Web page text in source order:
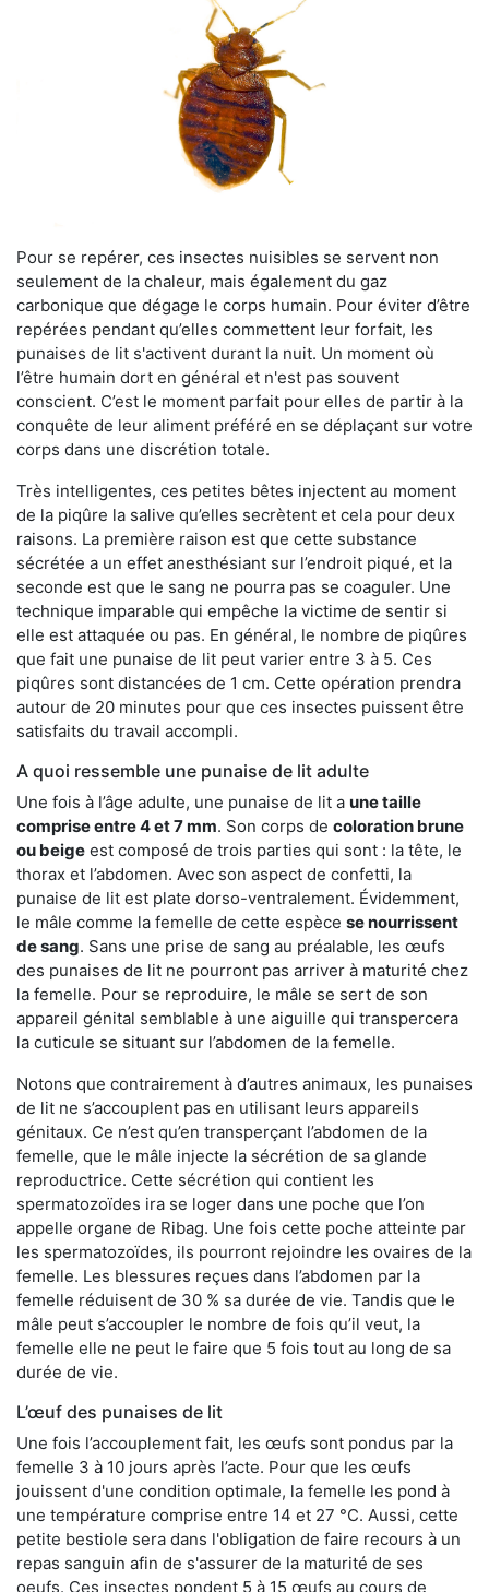
Pour se repérer, ces insectes nuisibles se servent non
seulement de la chaleur, mais également du gaz
carbonique que dégage le corps humain. Pour éviter d’être
repérées pendant qu’elles commettent leur forfait, les
punaises de lit s'activent durant la nuit. Un moment où
l’être humain dort en général et n'est pas souvent
conscient. C’est le moment parfait pour elles de partir à la
conquête de leur aliment préféré en se déplaçant sur votre
corps dans une discrétion totale.
Très intelligentes, ces petites bêtes injectent au moment
de la piqûre la salive qu’elles secrètent et cela pour deux
raisons. La première raison est que cette substance
sécrétée a un effet anesthésiant sur l’endroit piqué, et la
seconde est que le sang ne pourra pas se coaguler. Une
technique imparable qui empêche la victime de sentir si
elle est attaquée ou pas. En général, le nombre de piqûres
que fait une punaise de lit peut varier entre 3 à 5. Ces
piqûres sont distancées de 1 cm. Cette opération prendra
autour de 20 minutes pour que ces insectes puissent être
satisfaits du travail accompli.
A quoi ressemble une punaise de lit adulte
Une fois à l’âge adulte, une punaise de lit a une taille
comprise entre 4 et 7 mm. Son corps de coloration brune
ou beige est composé de trois parties qui sont : la tête, le
thorax et l’abdomen. Avec son aspect de confetti, la
punaise de lit est plate dorso-ventralement. Évidemment,
le mâle comme la femelle de cette espèce se nourrissent
de sang. Sans une prise de sang au préalable, les œufs
des punaises de lit ne pourront pas arriver à maturité chez
la femelle. Pour se reproduire, le mâle se sert de son
appareil génital semblable à une aiguille qui transpercera
la cuticule se situant sur l’abdomen de la femelle.
Notons que contrairement à d’autres animaux, les punaises
de lit ne s’accouplent pas en utilisant leurs appareils
génitaux. Ce n’est qu’en transperçant l’abdomen de la
femelle, que le mâle injecte la sécrétion de sa glande
reproductrice. Cette sécrétion qui contient les
spermatozoïdes ira se loger dans une poche que l’on
appelle organe de Ribag. Une fois cette poche atteinte par
les spermatozoïdes, ils pourront rejoindre les ovaires de la
femelle. Les blessures reçues dans l’abdomen par la
femelle réduisent de 30 % sa durée de vie. Tandis que le
mâle peut s’accoupler le nombre de fois qu’il veut, la
femelle elle ne peut le faire que 5 fois tout au long de sa
durée de vie.
L’œuf des punaises de lit
Une fois l’accouplement fait, les œufs sont pondus par la
femelle 3 à 10 jours après l’acte. Pour que les œufs
jouissent d'une condition optimale, la femelle les pond à
une température comprise entre 14 et 27 °C. Aussi, cette
petite bestiole sera dans l'obligation de faire recours à un
repas sanguin afin de s'assurer de la maturité de ses
oeufs. Ces insectes pondent 5 à 15 œufs au cours de